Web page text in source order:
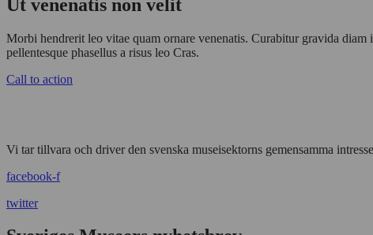
Ut venenatis non velit
Morbi hendrerit leo vitae quam ornare venenatis. Curabitur gravida
pellentesque phasellus a risus leo Cras.
Call to action
Vi tar tillvara och driver den svenska museisektorns gemensamma
facebook-f
twitter